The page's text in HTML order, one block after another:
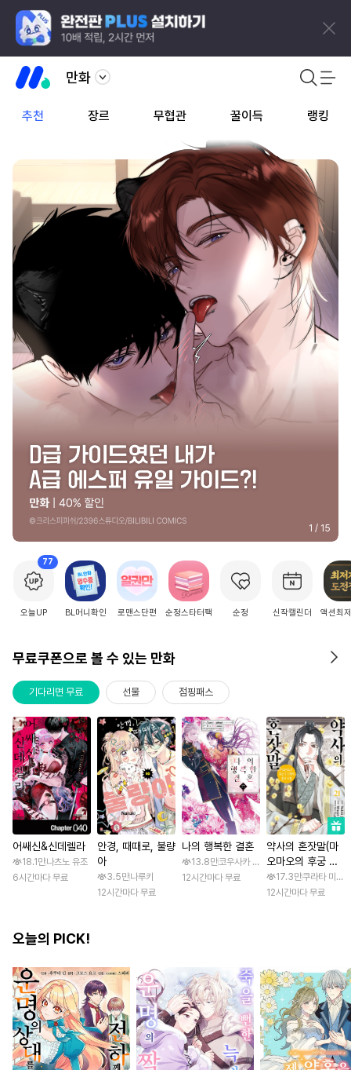
만화
추천 장르 무협관 꿀이득 랭킹
2 / 15
77
오늘UP BL머니확인 로맨스단편 순정스타터팩 순정 신작캘린더 액션최
무료쿠폰으로 볼 수 있는 만화
기다리면 무료 선물 점핑패스
어쌔신&신데렐라
18.1만나츠노 유조
6시간마다 무료
안경, 때때로, 불량
아
3.5만나루키
12시간마다 무료
나의 행복한 결혼
13.8만코우사카 리토 / 아기토기 아쿠미
12시간마다 무료
약사의 혼잣말(마
오마오의 후궁 수
수께끼 풀이수첩)
17.3만쿠라타 미노
12시간마다 무료
오늘의 PICK!